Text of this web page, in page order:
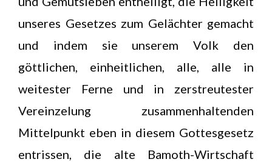
unseres Gesetzes zum Gelächter gemacht
und indem sie unserem Volk den
göttlichen, einheitlichen, alle, alle in
weitester Ferne und in zerstreutester
Vereinzelung zusammenhaltenden
Mittelpunkt eben in diesem Gottesgesetz
entrissen, die alte Bamoth-Wirtschaft